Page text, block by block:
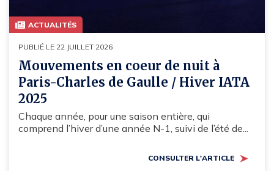
ACTUALITÉS
PUBLIÉ LE 22 JUILLET 2026
Mouvements en coeur de nuit à
Paris-Charles de Gaulle / Hiver IATA
2025
Chaque année, pour une saison entière, qui
comprend l’hiver d’une année N-1, suivi de l’été de...
CONSULTER L'ARTICLE